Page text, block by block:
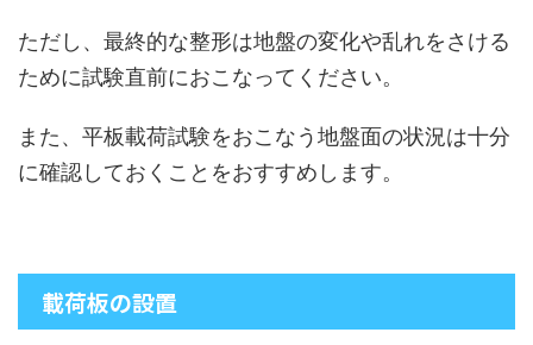
ただし、最終的な整形は地盤の変化や乱れをさける
ために試験直前におこなってください。
また、平板載荷試験をおこなう地盤面の状況は十分
に確認しておくことをおすすめします。
載荷板の設置